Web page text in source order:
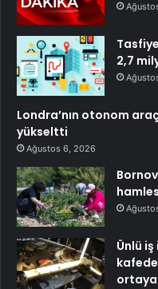
2,7
Londra’nın otonom
yükseltti
Ağustos 6, 2026
Ünlü iş
kafede
ortaya